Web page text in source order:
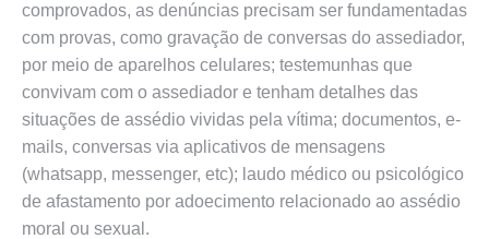
comprovados, as denúncias precisam ser fundamentadas
com provas, como gravação de conversas do assediador,
por meio de aparelhos celulares; testemunhas que
convivam com o assediador e tenham detalhes das
situações de assédio vividas pela vítima; documentos, e-
mails, conversas via aplicativos de mensagens
(whatsapp, messenger, etc); laudo médico ou psicológico
de afastamento por adoecimento relacionado ao assédio
moral ou sexual.